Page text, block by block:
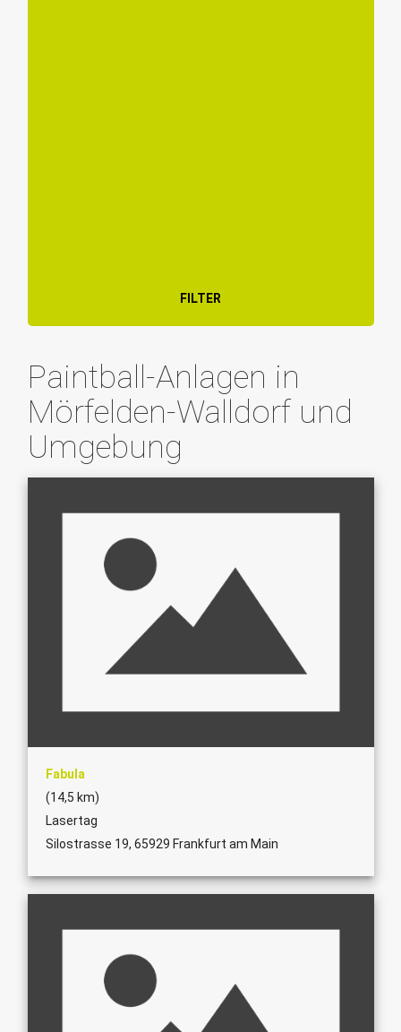
FILTER
Paintball-Anlagen in
Mörfelden-Walldorf und
Umgebung
Fabula
(14,5 km)
Lasertag
Silostrasse 19, 65929 Frankfurt am Main